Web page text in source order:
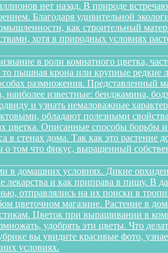
нет назад. В природе
Благодаря удивительной
как строительный
хотя в природных условиях
в роли комнатного цветка,
пышная крона или крупные
размножения. Представленный
известные: бенджамина,
и узнать немаловажные
обладают полезными
цветка. Описанные способы
стенах дома. Так как это растение
том что фикус, выращенный
в домашних условиях. Дикие
лекарства и как приправа в пищу.
отправлялись на их поиски в
магазине. Растение в
Цветок при выращивании в
удобрять эти цветы. Что
вы увидите красивые фото,
условиях.